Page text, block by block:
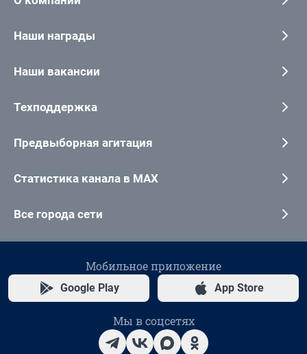
Наши награды
Наши вакансии
Техподдержка
Предвыборная агитация
Статистика канала в MAX
Все города сети
Мобильное приложение
Google Play App Store
Мы в соцсетях